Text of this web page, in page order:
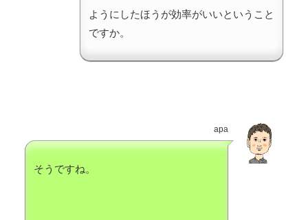
ようにしたほうが効率がいいということ
ですか。
apa
そうですね。